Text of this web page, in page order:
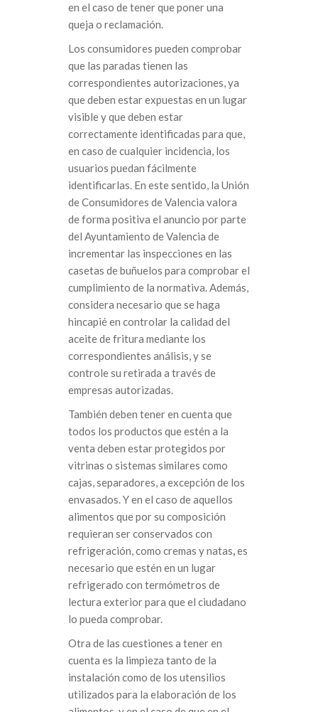
en el caso de tener que poner una
queja o reclamación.
Los consumidores pueden comprobar
que las paradas tienen las
correspondientes autorizaciones, ya
que deben estar expuestas en un lugar
visible y que deben estar
correctamente identificadas para que,
en caso de cualquier incidencia, los
usuarios puedan fácilmente
identificarlas. En este sentido, la Unión
de Consumidores de Valencia valora
de forma positiva el anuncio por parte
del Ayuntamiento de Valencia de
incrementar las inspecciones en las
casetas de buñuelos para comprobar el
cumplimiento de la normativa. Además,
considera necesario que se haga
hincapié en controlar la calidad del
aceite de fritura mediante los
correspondientes análisis, y se
controle su retirada a través de
empresas autorizadas.
También deben tener en cuenta que
todos los productos que estén a la
venta deben estar protegidos por
vitrinas o sistemas similares como
cajas, separadores, a excepción de los
envasados. Y en el caso de aquellos
alimentos que por su composición
requieran ser conservados con
refrigeración, como cremas y natas,es
necesario que estén en un lugar
refrigerado con termómetros de
lectura exterior para que el ciudadano
lo pueda comprobar.
Otra de las cuestiones a tener en
cuenta es la limpieza tanto de la
instalación como de los utensilios
utilizados para la elaboración de los